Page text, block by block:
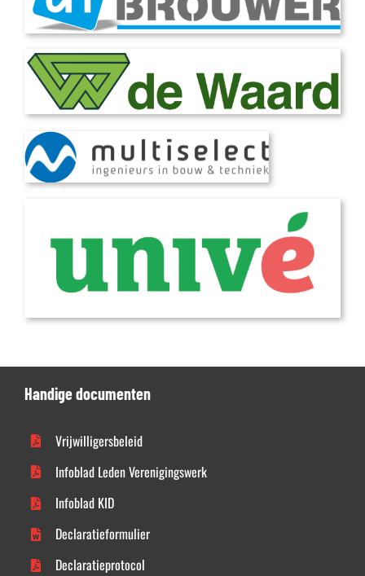
Handige documenten
Vrijwilligersbeleid
Infoblad Leden Verenigingswerk
Infoblad KID
Declaratieformulier
Declaratieprotocol